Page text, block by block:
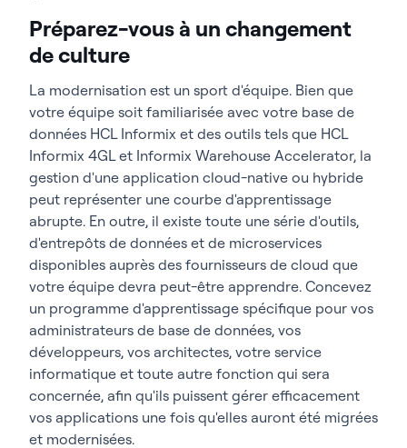
Préparez-vous à un changement
de culture
La modernisation est un sport d'équipe. Bien que
votre équipe soit familiarisée avec votre base de
données HCL Informix et des outils tels que HCL
Informix 4GL et Informix Warehouse Accelerator, la
gestion d'une application cloud-native ou hybride
peut représenter une courbe d'apprentissage
abrupte. En outre, il existe toute une série d'outils,
d'entrepôts de données et de microservices
disponibles auprès des fournisseurs de cloud que
votre équipe devra peut-être apprendre. Concevez
un programme d'apprentissage spécifique pour vos
administrateurs de base de données, vos
développeurs, vos architectes, votre service
informatique et toute autre fonction qui sera
concernée, afin qu'ils puissent gérer efficacement
vos applications une fois qu'elles auront été migrées
et modernisées.